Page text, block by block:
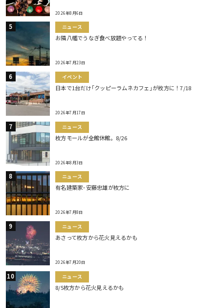
2026年8月6日
ニュース
お隣八幡でうなぎ食べ放題やってる！
2026年7月23日
イベント
日本で1台だけ｢クッピーラムネカフェ｣が枚方に！7/18
2026年7月17日
ニュース
枚方モールが全館休館。8/26
2026年8月3日
ニュース
有名建築家･安藤忠雄が枚方に
2026年7月8日
ニュース
あさって枚方から花火見えるかも
2026年7月20日
ニュース
8/5枚方から花火見えるかも